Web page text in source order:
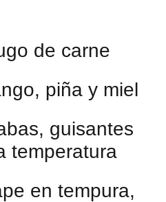
de carne
piña y miel
guisantes
temperatura
en tempura,